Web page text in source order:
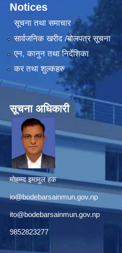
Notices
सूचना तथा समाचार
सार्वजनिक खरीद /बोलपत्र सूचना
एन, कानुन तथा निर्देशिका
कर तथा शुल्कहरु
सूचना अधिकारी
मोहम्म्द इमामुल हक
io@bodebarsainmun.gov.np
ito@bodebarsainmun.gov.np
9852823277